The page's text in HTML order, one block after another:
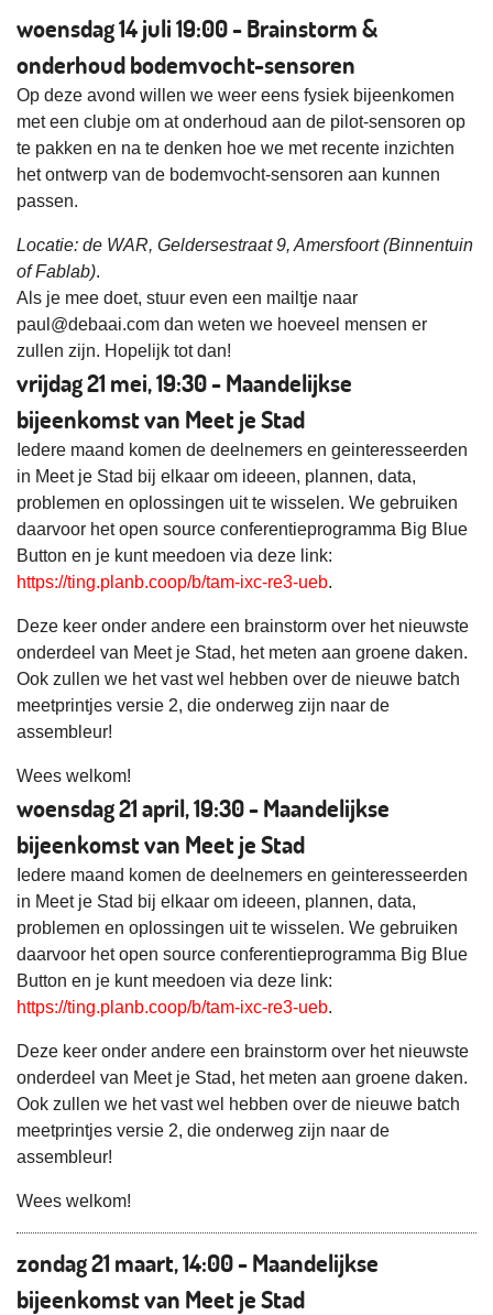
woensdag 14 juli 19:00 - Brainstorm &
onderhoud bodemvocht-sensoren
Op deze avond willen we weer eens fysiek bijeenkomen
met een clubje om at onderhoud aan de pilot-sensoren op
te pakken en na te denken hoe we met recente inzichten
het ontwerp van de bodemvocht-sensoren aan kunnen
passen.
Locatie: de WAR, Geldersestraat 9, Amersfoort (Binnentuin
of Fablab).
Als je mee doet, stuur even een mailtje naar
paul@debaai.com dan weten we hoeveel mensen er
zullen zijn. Hopelijk tot dan!
vrijdag 21 mei, 19:30 - Maandelijkse
bijeenkomst van Meet je Stad
Iedere maand komen de deelnemers en geinteresseerden
in Meet je Stad bij elkaar om ideeen, plannen, data,
problemen en oplossingen uit te wisselen. We gebruiken
daarvoor het open source conferentieprogramma Big Blue
Button en je kunt meedoen via deze link:
https://ting.planb.coop/b/tam-ixc-re3-ueb.
Deze keer onder andere een brainstorm over het nieuwste
onderdeel van Meet je Stad, het meten aan groene daken.
Ook zullen we het vast wel hebben over de nieuwe batch
meetprintjes versie 2, die onderweg zijn naar de
assembleur!
Wees welkom!
woensdag 21 april, 19:30 - Maandelijkse
bijeenkomst van Meet je Stad
Iedere maand komen de deelnemers en geinteresseerden
in Meet je Stad bij elkaar om ideeen, plannen, data,
problemen en oplossingen uit te wisselen. We gebruiken
daarvoor het open source conferentieprogramma Big Blue
Button en je kunt meedoen via deze link:
https://ting.planb.coop/b/tam-ixc-re3-ueb.
Deze keer onder andere een brainstorm over het nieuwste
onderdeel van Meet je Stad, het meten aan groene daken.
Ook zullen we het vast wel hebben over de nieuwe batch
meetprintjes versie 2, die onderweg zijn naar de
assembleur!
Wees welkom!
zondag 21 maart, 14:00 - Maandelijkse
bijeenkomst van Meet je Stad